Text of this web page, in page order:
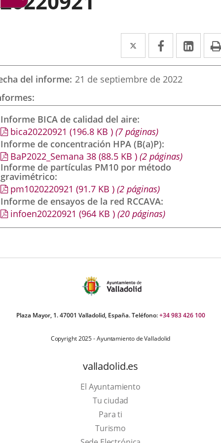
Twitter
Enlace
a
una
externa.
Facebook
Enlace
a
una
externa.
a
del informe 21 de septiembre de 2022
Informe BICA de calidad del aire
bica20220921 (196.8 KB ) (7 páginas)
Informe de concentración HPA (B(a)P)
BaP2022_Semana 38 (88.5 KB ) (2 páginas)
Informe de partículas PM10 por método
gravimétrico
pm1020220921 (91.7 KB ) (2 páginas)
Informe de ensayos de la red RCCAVA
infoen20220921 (964 KB ) (20 páginas)
Plaza Mayor, 1. 47001 Valladolid, España. Teléfono:+34 983 426 100
Copyright 2025 - Ayuntamiento de Valladolid
valladolid.es
El Ayuntamiento
Tu ciudad
Para ti
TurismoThis